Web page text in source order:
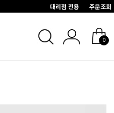
대리점 전용 주문조회
0